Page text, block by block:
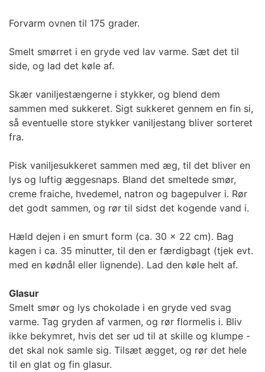
Forvarm ovnen til 175 grader.
Smelt smørret i en gryde ved lav varme. Sæt det til
side, og lad det køle af.
Skær vaniljestængerne i stykker, og blend dem
sammen med sukkeret. Sigt sukkeret gennem en fin si,
så eventuelle store stykker vaniljestang bliver sorteret
fra.
Pisk vaniljesukkeret sammen med æg, til det bliver en
lys og luftig æggesnaps. Bland det smeltede smør,
creme fraiche, hvedemel, natron og bagepulver i. Rør
det godt sammen, og rør til sidst det kogende vand i.
Hæld dejen i en smurt form (ca. 30 x 22 cm). Bag
kagen i ca. 35 minutter, til den er færdigbagt (tjek evt.
med en kødnål eller lignende). Lad den køle helt af.
Glasur
Smelt smør og lys chokolade i en gryde ved svag
varme. Tag gryden af varmen, og rør flormelis i. Bliv
ikke bekymret, hvis det ser ud til at skille og klumpe -
det skal nok samle sig. Tilsæt ægget, og rør det hele
til en glat og fin glasur.